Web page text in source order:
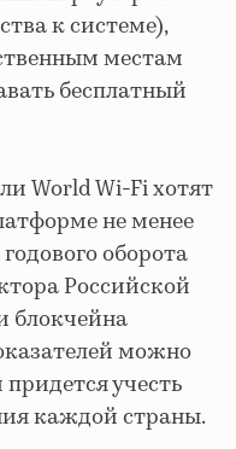
к системе),
местам
бесплатный
World Wi-Fi хотят
не менее
оборота
Российской
блокчейна
можно
учесть
каждой страны.